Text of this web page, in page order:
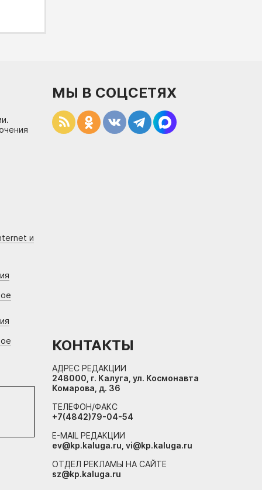
и
МЫ В СОЦСЕТЯХ
КОНТАКТЫ
АДРЕС РЕДАКЦИИ
248000, г. Калуга, ул. Космонавта
Комарова, д. 36
ТЕЛЕФОН/ФАКС
+7(4842)79-04-54
E-MAIL РЕДАКЦИИ
ev@kp.kaluga.ru, vi@kp.kaluga.ru
ОТДЕЛ РЕКЛАМЫ НА САЙТЕ
sz@kp.kaluga.ru